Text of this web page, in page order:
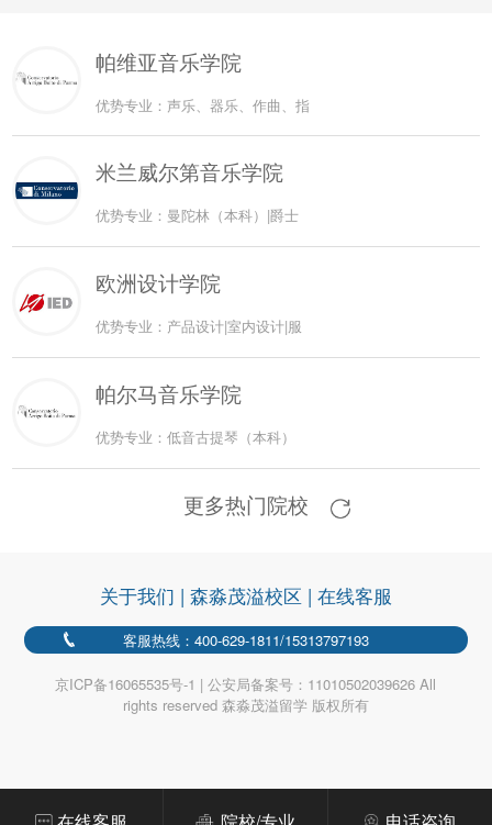
帕维亚音乐学院
优势专业：声乐、器乐、作曲、指
米兰威尔第音乐学院
优势专业：曼陀林（本科）|爵士
欧洲设计学院
优势专业：产品设计|室内设计|服
帕尔马音乐学院
优势专业：低音古提琴（本科）
更多热门院校
关于我们 | 森淼茂溢校区 | 在线客服
客服热线：400-629-1811/15313797193
京ICP备16065535号-1 | 公安局备案号：11010502039626 All
rights reserved 森淼茂溢留学 版权所有